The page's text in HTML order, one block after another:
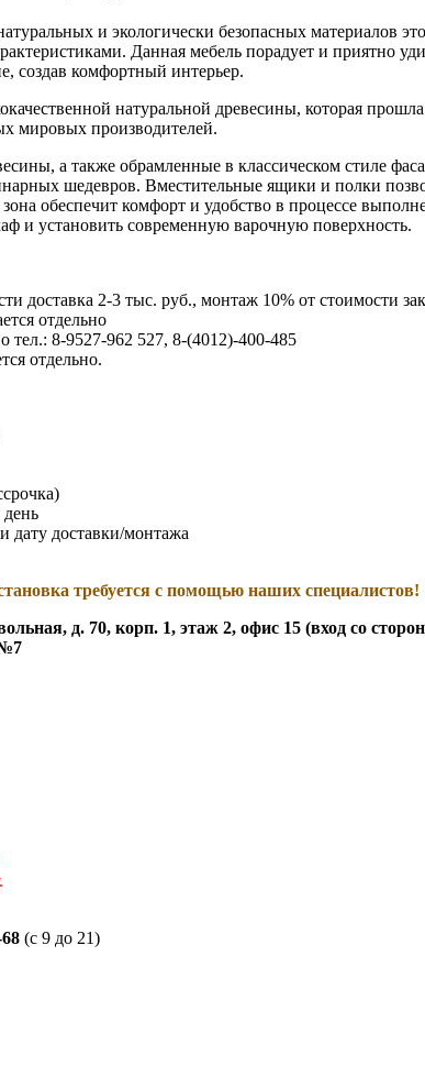
и экологически безопасных материалов
Данная мебель порадует и приятно
создав комфортный интерьер.
натуральной древесины, которая
мировых производителей.
а также обрамленные в классическом стиле
шедевров. Вместительные ящики и полки
обеспечит комфорт и удобство в процессе
и установить современную варочную поверхность.
доставка 2-3 тыс. руб., монтаж 10% от стоимости
отдельно
тел.: 8-9527-962 527, 8-(4012)-400-485
отдельно.
дату доставки/монтажа
требуется с помощью наших специалистов!
д. 70, корп. 1, этаж 2, офис 15 (вход со
(с 9 до 21)